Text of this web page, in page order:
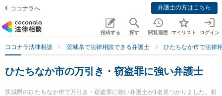
ココナラへ 弁護士の方はこちら
投稿する 探す 閲覧履歴 マイリスト ログイン
ココナラ法律相談 茨城県で法律相談できる弁護士 ひたちなか市で法律
ひたちなか市の万引き・窃盗罪に強い弁護士
茨城県のひたちなか市で万引き・窃盗罪に強い弁護士が1名見つかりました。初